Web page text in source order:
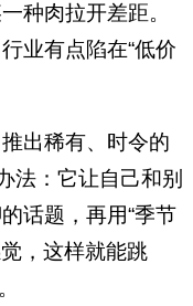
种肉拉开差距。
业有点陷在“低价
出稀有、时令的
法：它让自己和别
话题，再用“季节
，这样就能跳